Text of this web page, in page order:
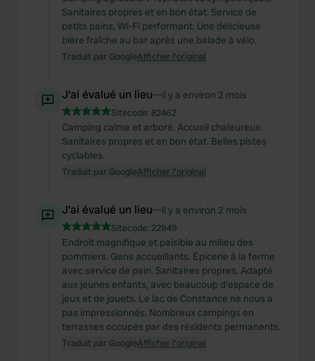
Sanitaires propres et en bon état. Service de
petits pains, Wi-Fi performant. Une délicieuse
bière fraîche au bar après une balade à vélo.
Traduit par GoogleAfficher l'original
J'ai évalué un lieu—il y a environ 2 mois
Sitecode: 82462
Camping calme et arboré. Accueil chaleureux.
Sanitaires propres et en bon état. Belles pistes
cyclables.
Traduit par GoogleAfficher l'original
J'ai évalué un lieu—il y a environ 2 mois
Sitecode: 22949
Endroit magnifique et paisible au milieu des
pommiers. Gens accueillants. Épicerie à la ferme
avec service de pain. Sanitaires propres. Adapté
aux jeunes enfants, avec beaucoup d'espace de
jeux et de jouets. Le lac de Constance ne nous a
pas impressionnés. Nombreux campings en
terrasses occupés par des résidents permanents.
Traduit par GoogleAfficher l'original